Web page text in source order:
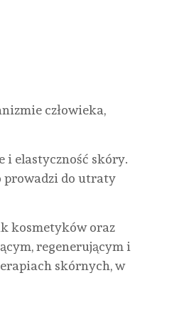
człowieka,
i elastyczność skóry.
prowadzi do utraty
kosmetyków oraz
regenerującym i
skórnych, w